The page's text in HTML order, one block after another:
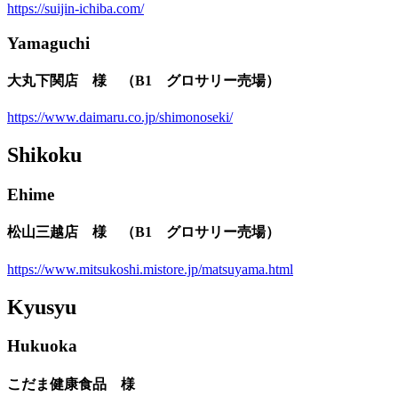
https://suijin-ichiba.com/
Yamaguchi
大丸下関店 様 （B1 グロサリー売場）
https://www.daimaru.co.jp/shimonoseki/
Shikoku
Ehime
松山三越店 様 （B1 グロサリー売場）
https://www.mitsukoshi.mistore.jp/matsuyama.html
Kyusyu
Hukuoka
こだま健康食品 様